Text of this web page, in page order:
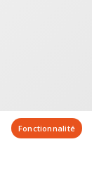
Fonctionnalité